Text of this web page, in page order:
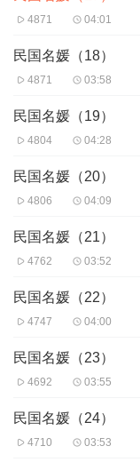
4871 04:01
民国名媛（18）
4871 03:58
民国名媛（19）
4804 04:28
民国名媛（20）
4806 04:09
民国名媛（21）
4762 03:52
民国名媛（22）
4747 04:00
民国名媛（23）
4692 03:55
民国名媛（24）
4710 03:53